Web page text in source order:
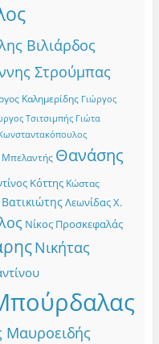
Βιλιάρδος
Στρούμπας
Καλημερίδης Γιώργος
Τσιτσιμπής Γιώτα
Θανάσης
Κόττης Κώστας
Λεωνίδας Χ.
Νίκος Προσκεφαλάς
Νικήτας
Μαυροειδής